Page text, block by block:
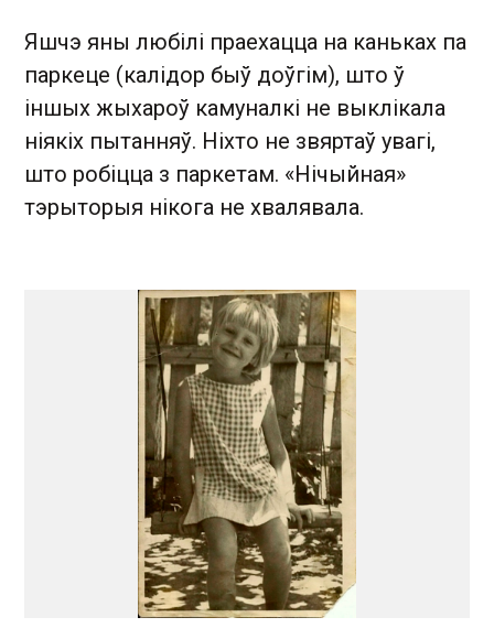
Яшчэ яны любілі праехацца на каньках па
паркеце (калідор быў доўгім), што ў
іншых жыхароў камуналкі не выклікала
ніякіх пытанняў. Ніхто не звяртаў увагі,
што робіцца з паркетам. «Нічыйная»
тэрыторыя нікога не хвалявала.